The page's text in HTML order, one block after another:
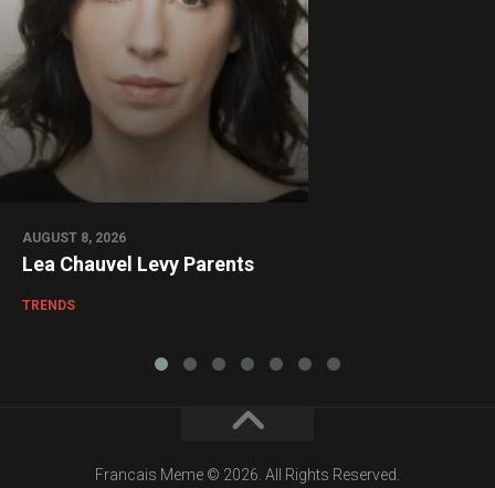
AUGUST 8, 2026
Lea Chauvel Levy Parents
TRENDS
Francais Meme © 2026. All Rights Reserved.